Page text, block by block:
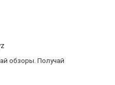
обзоры. Получай